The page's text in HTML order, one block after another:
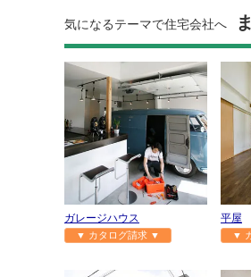
気になるテーマで住宅会社へ
ガレージハウス
▼ カタログ請求 ▼
平屋
▼